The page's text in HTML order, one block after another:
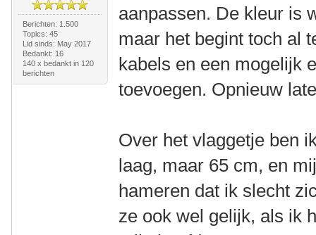
Berichten: 1.500
Topics: 45
Lid sinds: May 2017
Bedankt: 16
140 x bedankt in 120
berichten
aanpassen. De kleur is
maar het begint toch al
kabels en een mogelijk
toevoegen. Opnieuw
Over het vlaggetje ben
laag, maar 65 cm, en
hameren dat ik slecht
ze ook wel gelijk, als ik